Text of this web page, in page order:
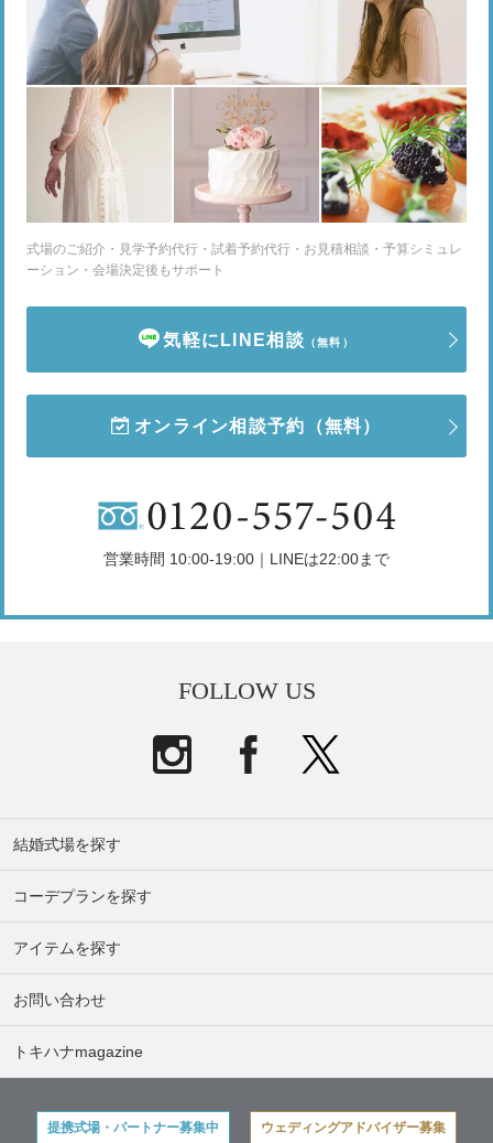
式場のご紹介・見学予約代行・試着予約代行・お見積相談・予算シミュレ
ーション・会場決定後もサポート
気軽にLINE相談 （無料）
オンライン相談予約 （無料）
営業時間 10:00-19:00｜LINEは22:00まで
FOLLOW US
結婚式場を探す
コーデプランを探す
アイテムを探す
お問い合わせ
トキハナmagazine
提携式場・パートナー募集中 ウェディングアドバイザー募集